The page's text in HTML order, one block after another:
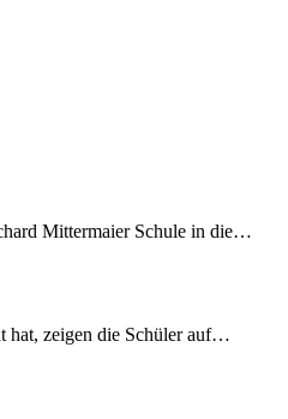
Mittermaier Schule in die…
hat, zeigen die Schüler auf…